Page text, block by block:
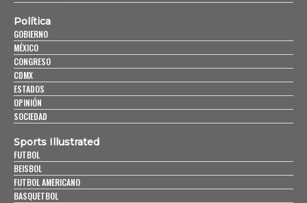
Política
GOBIERNO
MÉXICO
CONGRESO
CDMX
ESTADOS
OPINIÓN
SOCIEDAD
Sports Illustrated
FUTBOL
BEISBOL
FUTBOL AMERICANO
BASQUETBOL